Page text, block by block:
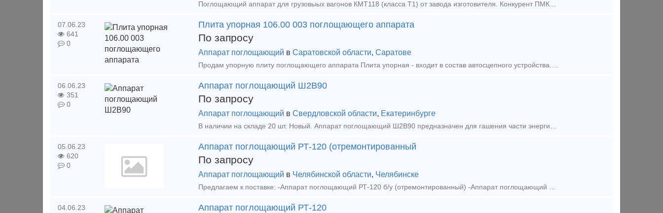
Поглощающий аппарат для грузовыых вагонов КМТ118 (класса Т1) от завода изготовителя. Конкурент ПМКП-110, РТ-120, АПМ-120. Корпус без деформации выдерживает более 400 тонн. Диапазон рабочих тем
07.06.23
641
0
Плита упорная 106.00 003 поглощающего аппарата
По запросу
Аппарат поглощающий в Саратовской области, Саратове
Продам упорную плиту поглощающего аппарата Плита упорная - входит в состав автосцепного устройства.Упорная плита предназначена для передачи сжимающих усилий от торца хвостовика автосцепки н
06.06.23
351
0
Аппарат поглощающий Ш2В90
По запросу
Аппарат поглощающий в Свердловской области, Екатеринбурге
В наличии на складе 20 шт. Новый. Аппарат поглощающий Ш2В90 предназначен для гашения части энергии удара, уменьшения продольных растягивающих и сжимающих усилий, которые передаются через
05.06.23
620
0
Аппарат поглощающий РТ-120 (отремонтированный
По запросу
Аппарат поглощающий в Челябинской области, Челябинске
Предлагаем к поставке: -Аппарат поглощающий РТ-120 б/у (отремонтированный) -Аппарат поглощающий ПМКП-110 б/у (отремонтированный) После ремонта, проверенные. Со склада в г.
04.06.23 Аппарат поглощающий РТ-120